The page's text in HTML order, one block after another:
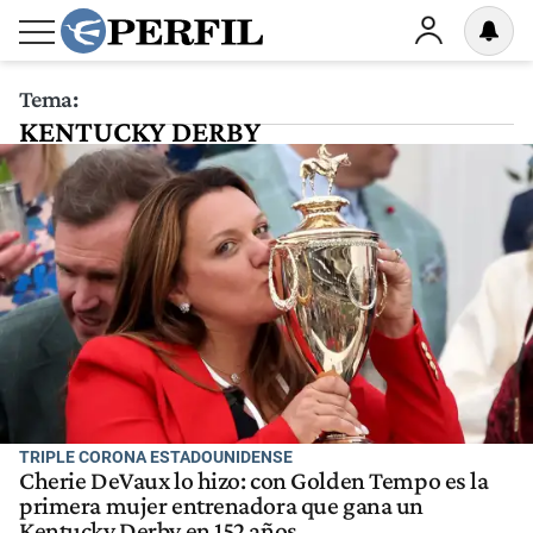
Tema:
KENTUCKY DERBY
TRIPLE CORONA ESTADOUNIDENSE
Cherie DeVaux lo hizo: con Golden Tempo es la
primera mujer entrenadora que gana un